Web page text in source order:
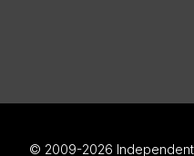
© 2009-2026